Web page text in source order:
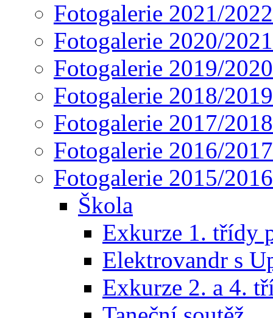
Fotogalerie 2021/2022
Fotogalerie 2020/2021
Fotogalerie 2019/2020
Fotogalerie 2018/2019
Fotogalerie 2017/2018
Fotogalerie 2016/2017
Fotogalerie 2015/2016
Škola
Exkurze 1. třídy
Elektrovandr s
Exkurze 2. a 4.